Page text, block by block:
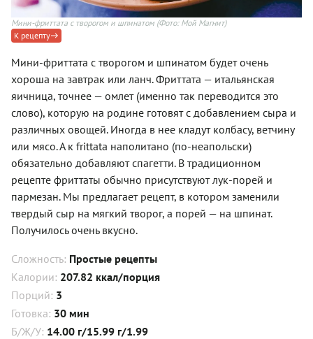
Мини-фриттата с творогом и шпинатом (Фото: Мой Магнит)
К рецепту
Мини-фриттата с творогом и шпинатом будет очень
хороша на завтрак или ланч. Фриттата — итальянская
яичница, точнее — омлет (именно так переводится это
слово), которую на родине готовят с добавлением сыра и
различных овощей. Иногда в нее кладут колбасу, ветчину
или мясо. А к frittata наполитано (по-неапольски)
обязательно добавляют спагетти. В традиционном
рецепте фриттаты обычно присутствуют лук-порей и
пармезан. Мы предлагает рецепт, в котором заменили
твердый сыр на мягкий творог, а порей — на шпинат.
Получилось очень вкусно.
Сложность: Простые рецепты
Калории: 207.82 ккал/порция
Порций: 3
Готовка: 30 мин
Б/Ж/У: 14.00 г/15.99 г/1.99